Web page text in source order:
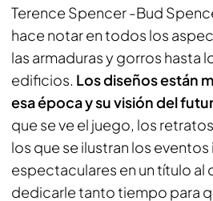
Terence Spencer -Bud
hace notar en todos los
las armaduras y gorros hasta
edificios. Los diseños están
esa época y su visión del
que se ve el juego, los
los que se ilustran los
espectaculares en un título al
dedicarle tanto tiempo para